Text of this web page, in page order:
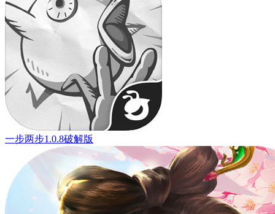
一步两步1.0.8破解版